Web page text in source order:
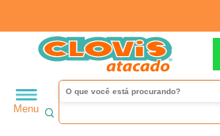
Menu
Feminino Bota Cano alto
Ramarim
Cano Alto